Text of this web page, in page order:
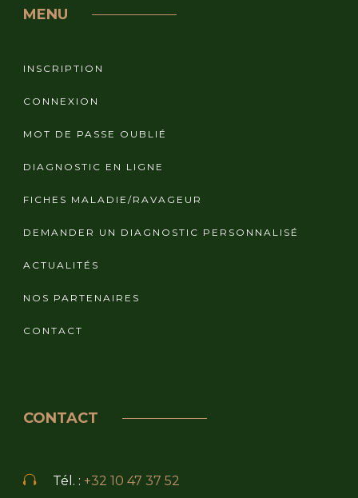
MENU
INSCRIPTION
CONNEXION
MOT DE PASSE OUBLIÉ
DIAGNOSTIC EN LIGNE
FICHES MALADIE/RAVAGEUR
DEMANDER UN DIAGNOSTIC PERSONNALISÉ
ACTUALITÉS
NOS PARTENAIRES
CONTACT
CONTACT
Tél. : +32 10 47 37 52